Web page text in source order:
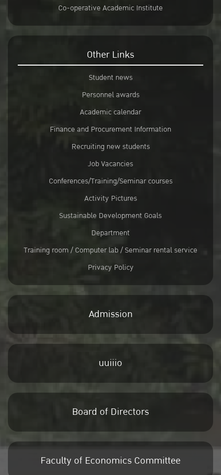
Co-operative Academic Institute
Other Links
Student news
Personnel awards
Academic calendar
Finance and Procurement Information
Recruiting new students
Job Vacancies
Conferences/Training/Seminar courses
Activity Pictures
Sustainable Development Goals
Department
Training room / Computer lab / Seminar rental service
Privacy Policy
Admission
uuiiio
Board of Directors
Faculty of Economics Committee